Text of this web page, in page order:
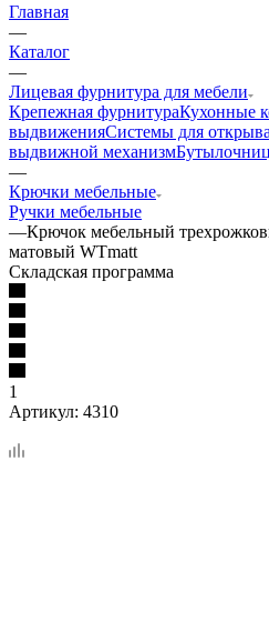
Главная
—
Каталог
—
Лицевая фурнитура для мебели
Крепежная фурнитураКухонные
выдвиженияСистемы для
выдвижной механизм
—
Крючки мебельные
Ручки мебельные
—Крючок мебельный
матовый WTmatt
Складская программа
1
Артикул: 4310